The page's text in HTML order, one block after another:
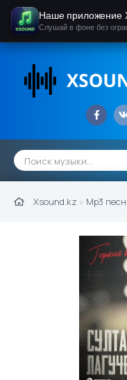
Xsound.kz » Mp3
Наше приложение
Слушай в фоне без